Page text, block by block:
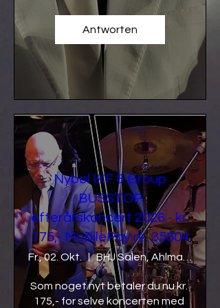
Antworten
Nybøl IKF & Group
BUSSTOP
efterårskoncert 2026 - kr.
175,- MobilePay nr. 35804
Fr., 02. Okt. BHJ Salen, Ahlmannsparken, Gråsten
Som noget nyt betaler du nu kr.
175,- for selve koncerten med